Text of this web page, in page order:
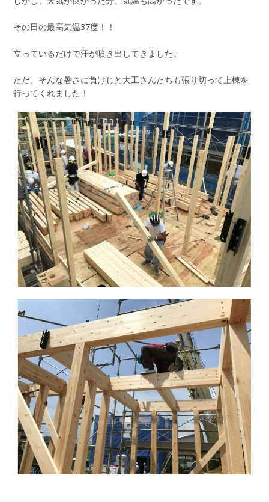
その日の最高気温37度！！
立っているだけで汗が噴き出してきました。
ただ、そんな暑さに負けじと大工さんたちも張り切って上棟を
行ってくれました！